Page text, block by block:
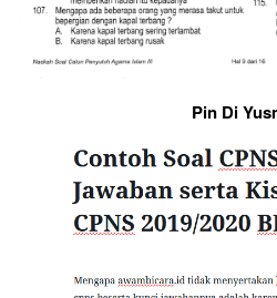
Pin Di